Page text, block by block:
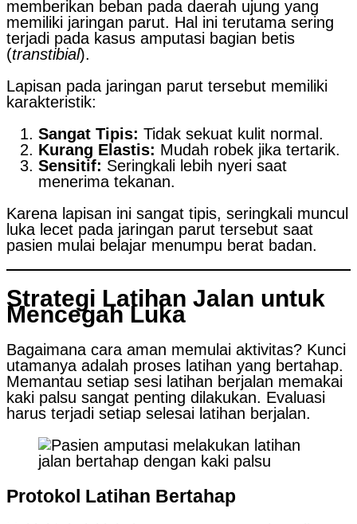
memberikan beban pada daerah ujung yang
memiliki jaringan parut. Hal ini terutama sering
terjadi pada kasus amputasi bagian betis
(transtibial).
Lapisan pada jaringan parut tersebut memiliki
karakteristik:
Sangat Tipis: Tidak sekuat kulit normal.
Kurang Elastis: Mudah robek jika tertarik.
Sensitif: Seringkali lebih nyeri saat
menerima tekanan.
Karena lapisan ini sangat tipis, seringkali muncul
luka lecet pada jaringan parut tersebut saat
pasien mulai belajar menumpu berat badan.
Strategi Latihan Jalan untuk
Mencegah Luka
Bagaimana cara aman memulai aktivitas? Kunci
utamanya adalah proses latihan yang bertahap.
Memantau setiap sesi latihan berjalan memakai
kaki palsu sangat penting dilakukan. Evaluasi
harus terjadi setiap selesai latihan berjalan.
Protokol Latihan Bertahap